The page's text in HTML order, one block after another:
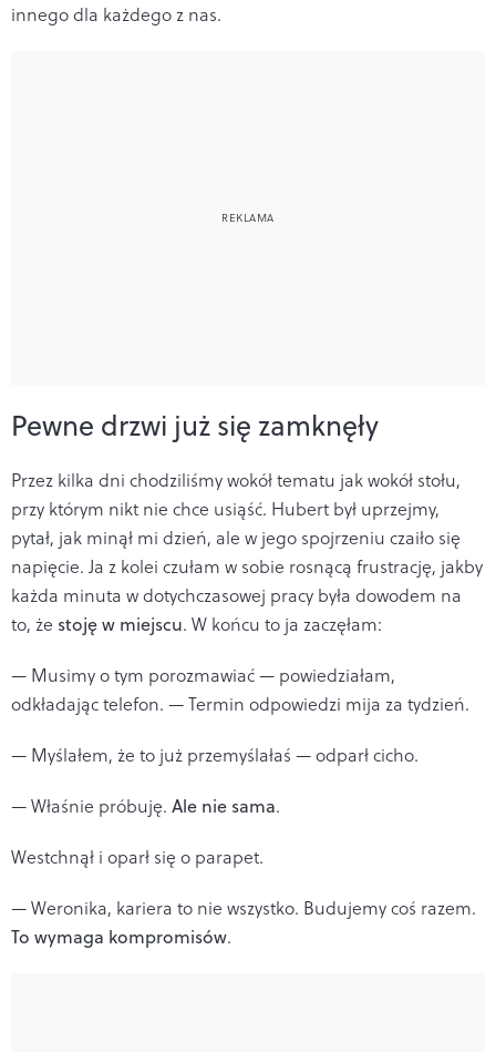
innego dla każdego z nas.
Pewne drzwi już się zamknęły
Przez kilka dni chodziliśmy wokół tematu jak wokół stołu,
przy którym nikt nie chce usiąść. Hubert był uprzejmy,
pytał, jak minął mi dzień, ale w jego spojrzeniu czaiło się
napięcie. Ja z kolei czułam w sobie rosnącą frustrację, jakby
każda minuta w dotychczasowej pracy była dowodem na
to, że stoję w miejscu. W końcu to ja zaczęłam:
— Musimy o tym porozmawiać — powiedziałam,
odkładając telefon. — Termin odpowiedzi mija za tydzień.
— Myślałem, że to już przemyślałaś — odparł cicho.
— Właśnie próbuję. Ale nie sama.
Westchnął i oparł się o parapet.
— Weronika, kariera to nie wszystko. Budujemy coś razem.
To wymaga kompromisów.